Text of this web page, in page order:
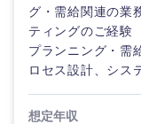
グ・需給関連の業
ティングのご経験
プランニング・需
ロセス設計、シス
想定年収